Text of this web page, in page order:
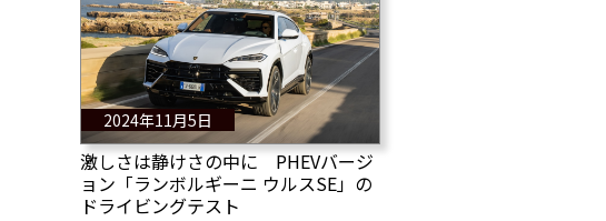
2024年11月5日
激しさは静けさの中に PHEVバージ
ョン「ランボルギーニ ウルスSE」の
ドライビングテスト